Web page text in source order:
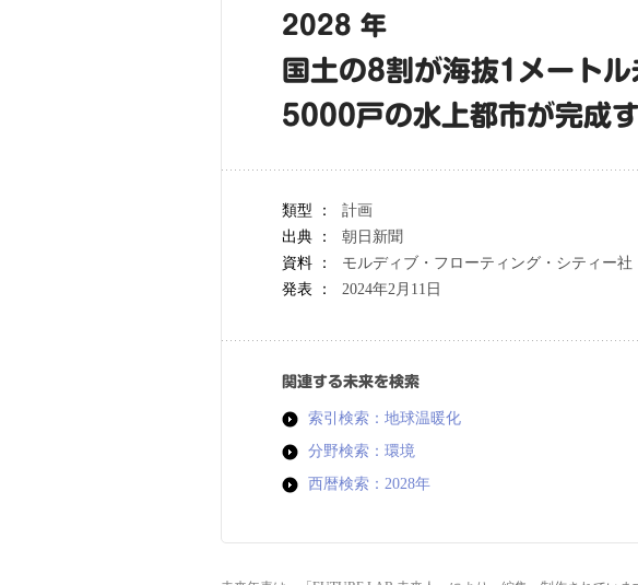
2028 年
国土の8割が海抜1メート
5000戸の水上都市が完成
類型 ：
計画
出典 ：
朝日新聞
資料 ：
モルディブ・フローティング・シティー
発表 ：
2024年2月11日
関連する未来を検索
索引検索：地球温暖化
分野検索：環境
西暦検索：2028年